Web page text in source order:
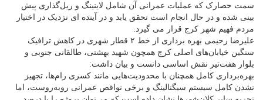
سمت حصارک که عملیات عمرانی آن شامل لاینینگ و ریل‌گذاری پیش
بینی شده و در حال انجام است تحقق یابد و در آینده ای نزدیک در اختیار
مردم فهیم شهر کرج قرار می گیرد.
علیرضا رحیمی بهره برداری از خط ۲ قطار شهری در کاهش ترافیک
سنگین خیابان‌های اصلی کرج همچون شهید بهشتی، طالقانی جنوبی و
بلوار هفت‌تیر نقش اساسی دانست و بیان داشت:
بهره‌برداری کامل همچنان با محدودیت‌هایی مانند کسری رام‌ها، تجهیز
نشدن کامل سیستم سیگنالینگ و برخی نواقص عمرانی روبه‌روست، اما